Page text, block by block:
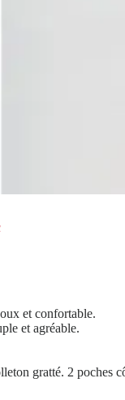
et confortable.
et agréable.
gratté. 2 poches